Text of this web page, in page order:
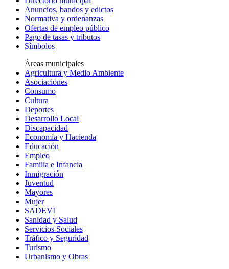
Anuncios, bandos y edictos
Normativa y ordenanzas
Ofertas de empleo público
Pago de tasas y tributos
Símbolos
Áreas municipales
Agricultura y Medio Ambiente
Asociaciones
Consumo
Cultura
Deportes
Desarrollo Local
Discapacidad
Economía y Hacienda
Educación
Empleo
Familia e Infancia
Inmigración
Juventud
Mayores
Mujer
SADEVI
Sanidad y Salud
Servicios Sociales
Tráfico y Seguridad
Turismo
Urbanismo y Obras